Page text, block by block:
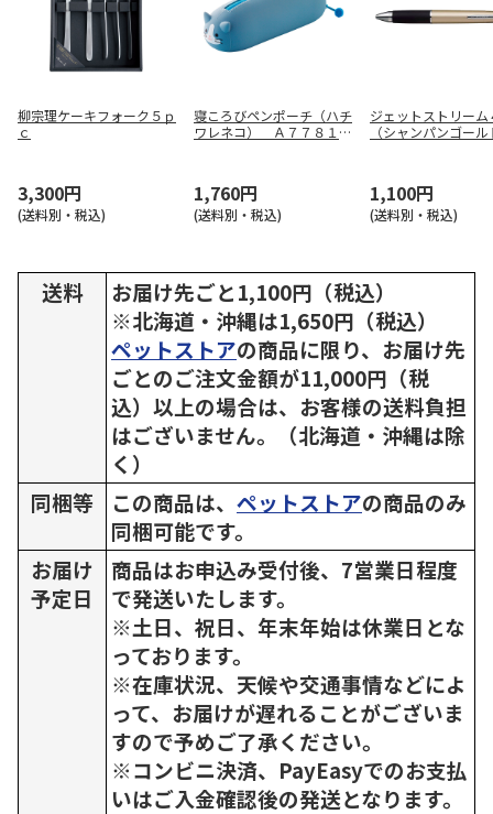
柳宗理ケーキフォーク５ｐ
ｃ
3,300円
(送料別・税込)
寝ころびペンポーチ（ハチ
ワレネコ） Ａ７７８１－
1,760円
(送料別・税込)
ジェットストリーム
（シャンパンゴー
1,100円
(送料別・税込)
送料
お届け先ごと1,100円（税込）
※北海道・沖縄は1,650円（税込）
ペットストアの商品に限り、お届け先
ごとのご注文金額が11,000円（税
込）以上の場合は、お客様の送料負担
はございません。（北海道・沖縄は除
く）
同梱等
この商品は、 ペットストアの商品のみ
同梱可能です。
お届け
予定日
商品はお申込み受付後、7営業日程度
で発送いたします。
※土日、祝日、年末年始は休業日とな
っております。
※在庫状況、天候や交通事情などによ
って、お届けが遅れることがございま
すので予めご了承ください。
※コンビニ決済、PayEasyでのお支払
いはご入金確認後の発送となります。